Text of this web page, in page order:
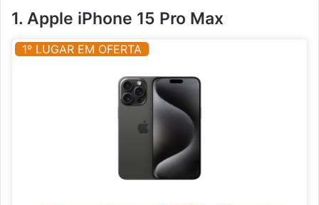
1. Apple iPhone 15 Pro Max
1º LUGAR EM OFERTA